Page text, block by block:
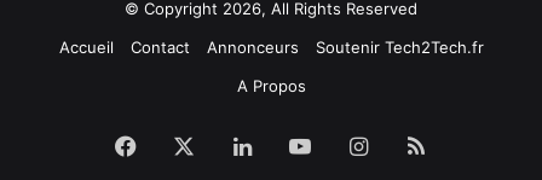
© Copyright 2026, All Rights Reserved
Accueil
Contact Annonceurs
Soutenir Tech2Tech.fr
A Propos
Facebook LinkedinYouTubeInstagram